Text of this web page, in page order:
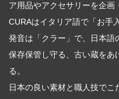
ア用品やアクセサリーを企画
CURAはイタリア語で「お手
発音は「クラー」で、日本語
保存保管し守る、古い蔵をあ
る。
日本の良い素材と職人技で